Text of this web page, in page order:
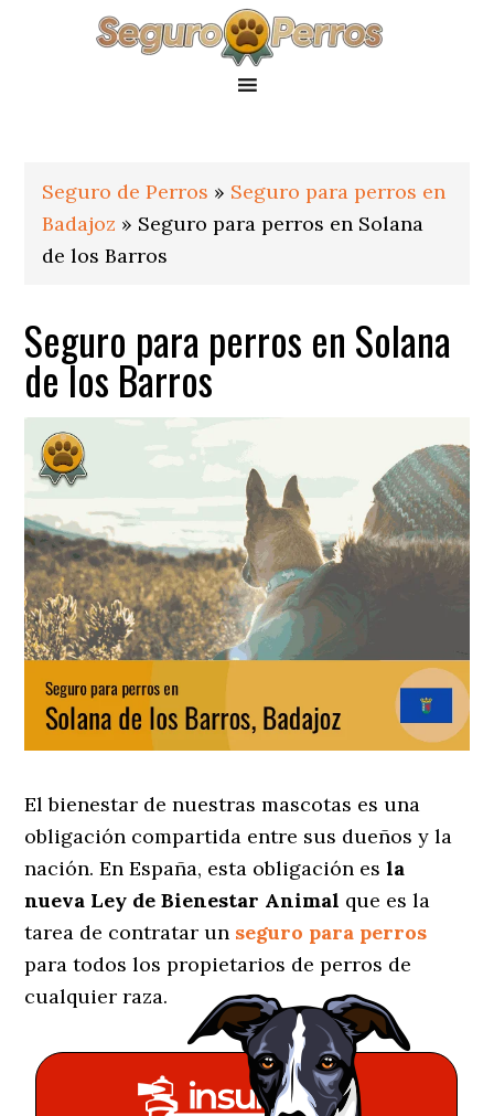
Seguro de Perros » Seguro para perros en
Badajoz » Seguro para perros en Solana
de los Barros
Seguro para perros en Solana
de los Barros
El bienestar de nuestras mascotas es una
obligación compartida entre sus dueños y la
nación. En España, esta obligación esla
nueva Ley de Bienestar Animal que es la
tarea de contratar un seguro para perros
para todos los propietarios de perros de
cualquier raza.